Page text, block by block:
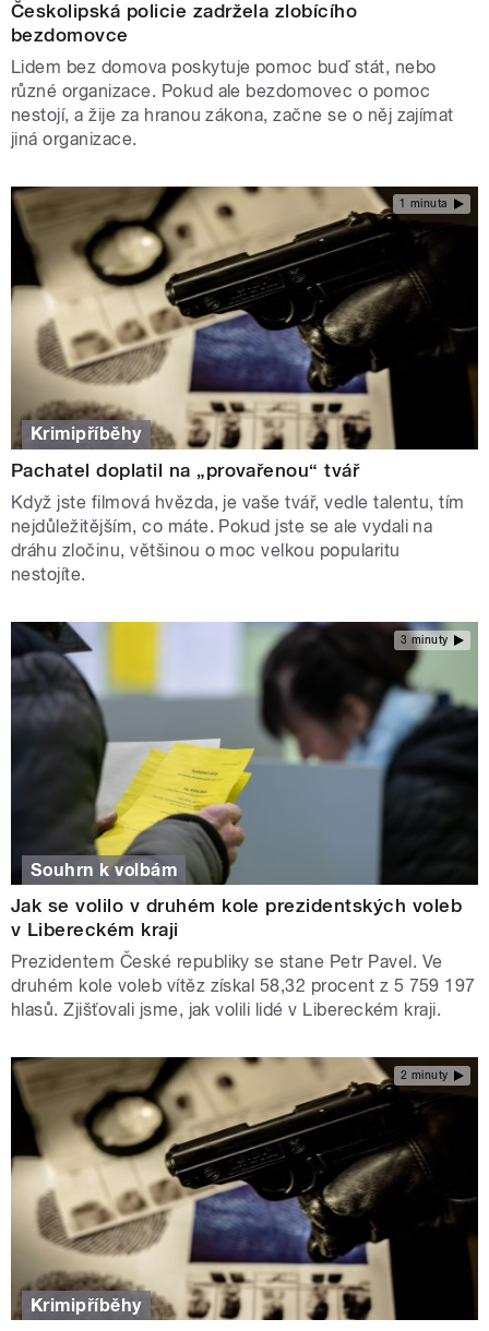
Českolipská policie zadržela zlobícího
bezdomovce
Lidem bez domova poskytuje pomoc buď stát, nebo
různé organizace. Pokud ale bezdomovec o pomoc
nestojí, a žije za hranou zákona, začne se o něj zajímat
jiná organizace.
1 minuta
Krimipříběhy
Pachatel doplatil na „provařenou“ tvář
Když jste filmová hvězda, je vaše tvář, vedle talentu, tím
nejdůležitějším, co máte. Pokud jste se ale vydali na
dráhu zločinu, většinou o moc velkou popularitu
nestojíte.
3 minuty
Souhrn k volbám
Jak se volilo v druhém kole prezidentských voleb
v Libereckém kraji
Prezidentem České republiky se stane Petr Pavel. Ve
druhém kole voleb vítěz získal 58,32 procent z 5 759 197
hlasů. Zjišťovali jsme, jak volili lidé v Libereckém kraji.
2 minuty
Krimipříběhy